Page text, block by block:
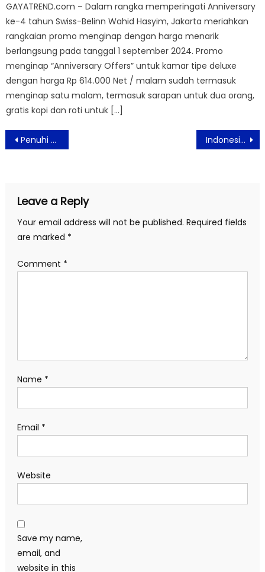
GAYATREND.com – Dalam rangka memperingati Anniversary
ke-4 tahun Swiss-Belinn Wahid Hasyim, Jakarta meriahkan
rangkaian promo menginap dengan harga menarik
berlangsung pada tanggal 1 september 2024. Promo
menginap “Anniversary Offers” untuk kamar tipe deluxe
dengan harga Rp 614.000 Net / malam sudah termasuk
menginap satu malam, termasuk sarapan untuk dua orang,
gratis kopi dan roti untuk […]
Post
navigation
Penuhi Semua Kebutuhan Pernikahan Dalam Satu Kunjungan di Jakarta Wedding Festival 2025 Indonesia Mourns the Passing of the Prince of Peace, Prince Dr. Damien Dematra
Leave a Reply
Your email address will not be published. Required fields
are marked *
Comment *
Name *
Email *
Website
Save my name,
email, and
website in this